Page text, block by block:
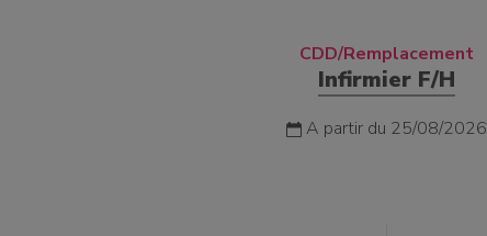
CDD/Remplacement
Infirmier F/H
A partir du 25/08/2026